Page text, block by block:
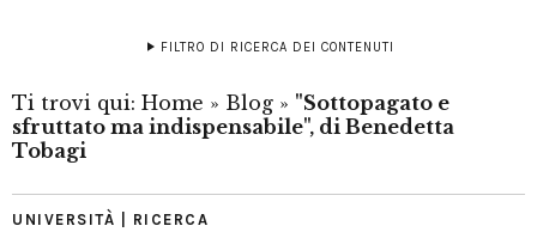
FILTRO DI RICERCA DEI CONTENUTI
Ti trovi qui: Home » Blog » "Sottopagato e
sfruttato ma indispensabile", di Benedetta
Tobagi
UNIVERSITÀ | RICERCA